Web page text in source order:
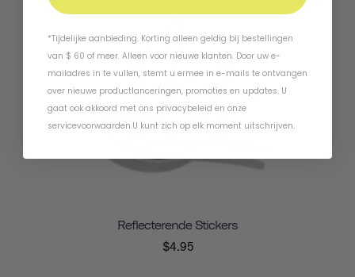
Reflecterende Stickers
$4.95
*Tijdelijke aanbieding. Korting alleen geldig bij bestellingen
van $ 60 of meer. Alleen voor nieuwe klanten. Door uw e-
mailadres in te vullen, stemt u ermee in e-mails te ontvangen
over nieuwe productlanceringen, promoties en updates. U
gaat ook akkoord met ons privacybeleid en onze
servicevoorwaarden.U kunt zich op elk moment uitschrijven.